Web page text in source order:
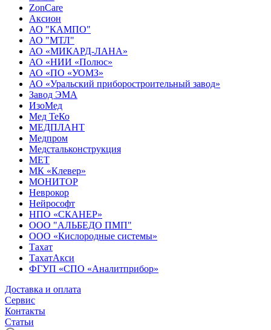
ZonCare
Аксион
АО "КАМПО"
АО "МТЛ"
АО «МИКАРД-ЛАНА»
АО «НИИ «Полюс»
АО «ПО «УОМЗ»
АО «Уральский приборостроительный завод»
Завод ЭМА
ИзоМед
Мед ТеКо
МЕДПЛАНТ
Медпром
Медстальконструкция
МЕТ
МК «Клевер»
МОНИТОР
Неврокор
Нейрософт
НПО «СКАНЕР»
ООО "АЛЬБЕДО ПМП"
ООО «Кислородные системы»
Тахат
ТахатАкси
ФГУП «СПО «Аналитприбор»
Доставка и оплата
Cервис
Контакты
Статьи